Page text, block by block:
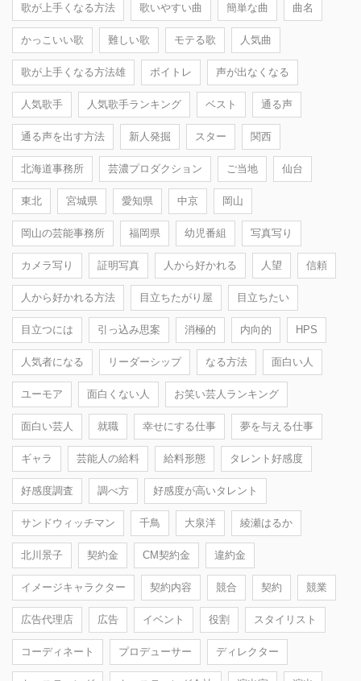
歌が上手くなる方法 歌いやすい曲 簡単な曲 曲名
かっこいい歌 難しい歌 モテる歌 人気曲
歌が上手くなる方法雄 ボイトレ 声が出なくなる
人気歌手 人気歌手ランキング ベスト 通る声
通る声を出す方法 新人発掘 スター 関西
北海道事務所 芸濃プロダクション ご当地 仙台
東北 宮城県 愛知県 中京 岡山
岡山の芸能事務所 福岡県 幼児番組 写真写り
カメラ写り 証明写真 人から好かれる 人望 信頼
人から好かれる方法 目立ちたがり屋 目立ちたい
目立つには 引っ込み思案 消極的 内向的 HPS
人気者になる リーダーシップ なる方法 面白い人
ユーモア 面白くない人 お笑い芸人ランキング
面白い芸人 就職 幸せにする仕事 夢を与える仕事
ギャラ 芸能人の給料 給料形態 タレント好感度
好感度調査 調べ方 好感度が高いタレント
サンドウィッチマン 千鳥 大泉洋 綾瀬はるか
北川景子 契約金 CM契約金 違約金
イメージキャラクター 契約内容 競合 契約 競業
広告代理店 広告 イベント 役割 スタイリスト
コーディネート プロデューサー ディレクター